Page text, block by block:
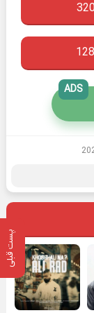
پست قبلی
ADS